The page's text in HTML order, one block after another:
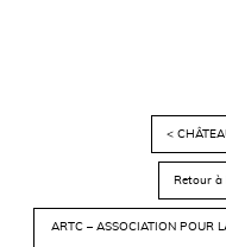
<
Retour à
ARTC – ASSOCIATION POUR